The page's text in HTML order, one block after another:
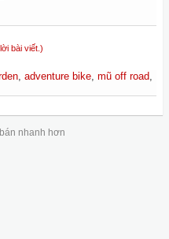
bài viết.)
, adventure bike, mũ off road,
nhanh hơn